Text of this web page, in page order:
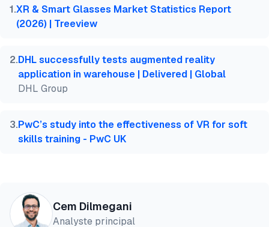
title  = {{XR/AR dans la fabrication: 7 cas
  month  = jul,
}
1.XR & Smart Glasses Market Statistics Report
(2026) | Treeview
2.DHL successfully tests augmented reality
application in warehouse | Delivered | Global
DHL Group
3.PwC’s study into the effectiveness of VR for soft
skills training - PwC UK
Cem Dilmegani
Analyste principal